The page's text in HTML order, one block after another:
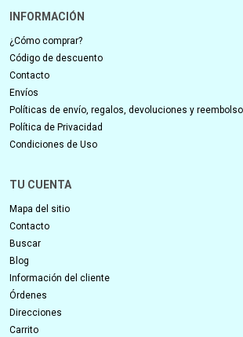
INFORMACIÓN
¿Cómo comprar?
Código de descuento
Contacto
Envíos
Políticas de envío, regalos, devoluciones y
Política de Privacidad
Condiciones de Uso
TU CUENTA
Mapa del sitio
Contacto
Buscar
Blog
Información del cliente
Órdenes
Direcciones
Carrito